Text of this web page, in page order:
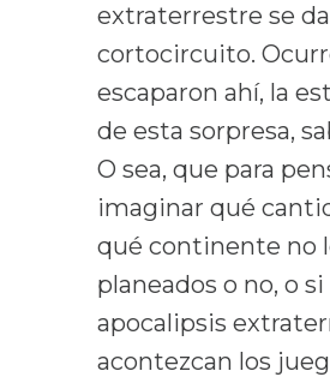
extraterrestre se
cortocircuito.
escaparon ahí, la
de esta sorpresa,
O sea, que para
imaginar qué
qué continente no
planeados o no, o
apocalipsis
acontezcan los